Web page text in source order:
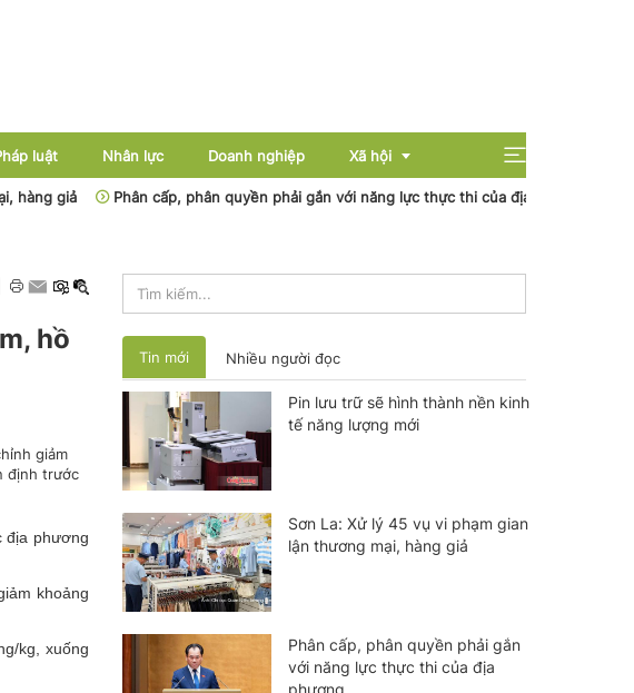
luật Nhân lực Doanh nghiệp Xã hội
giả Phân cấp, phân quyền phải gắn với năng lực thực thi của địa phương
hồ
giảm
định trước
địa phương
khoảng
kg, xuống
Tin mới Nhiều người đọc
Pin lưu trữ sẽ hình thành nền kinh
tế năng lượng mới
Sơn La: Xử lý 45 vụ vi phạm gian
lận thương mại, hàng giả
Phân cấp, phân quyền phải gắn
với năng lực thực thi của địa
phương